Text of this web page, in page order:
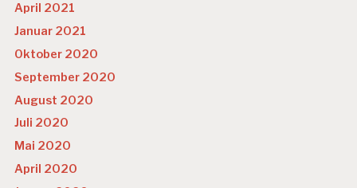
April 2021
Januar 2021
Oktober 2020
September 2020
August 2020
Juli 2020
Mai 2020
April 2020